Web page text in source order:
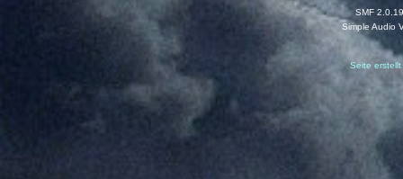
SMF 2.0.19
Simple Audio
Seite